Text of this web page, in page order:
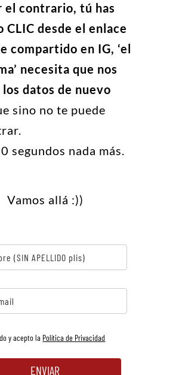
el contrario, tú has
CLIC desde el enlace
compartido en IG, ‘el
necesita que nos
los datos de nuevo
sino no te puede
segundos nada más.
Vamos allá :))
y acepto la Política de Privacidad
ENVIAR